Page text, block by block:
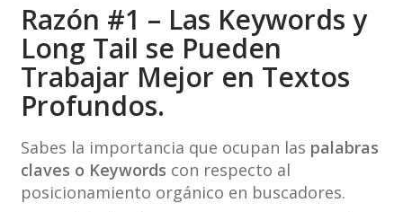
Razón #1 – Las Keywords y
Long Tail se Pueden
Trabajar Mejor en Textos
Profundos.
Sabes la importancia que ocupan las palabras
claves o Keywords con respecto al
posicionamiento orgánico en buscadores.